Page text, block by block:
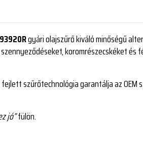
gyári olajszűrő kiváló minőségű
koromrészecskéket
szűrőtechnológia garantálja az
jó”fülön.